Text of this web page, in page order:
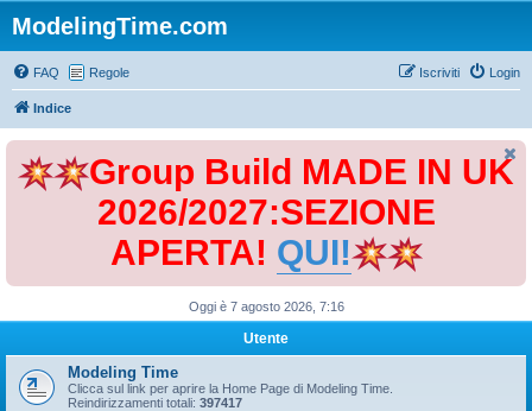
ModelingTime.com
FAQ Regole Login
Iscriviti
Indice
Group Build MADE IN UK
2026/2027:SEZIONE
APERTA! QUI!
Oggi è 7 agosto 2026, 7:16
Utente
Modeling Time
Clicca sul link per aprire la Home Page di Modeling Time.
Reindirizzamenti totali: 397417